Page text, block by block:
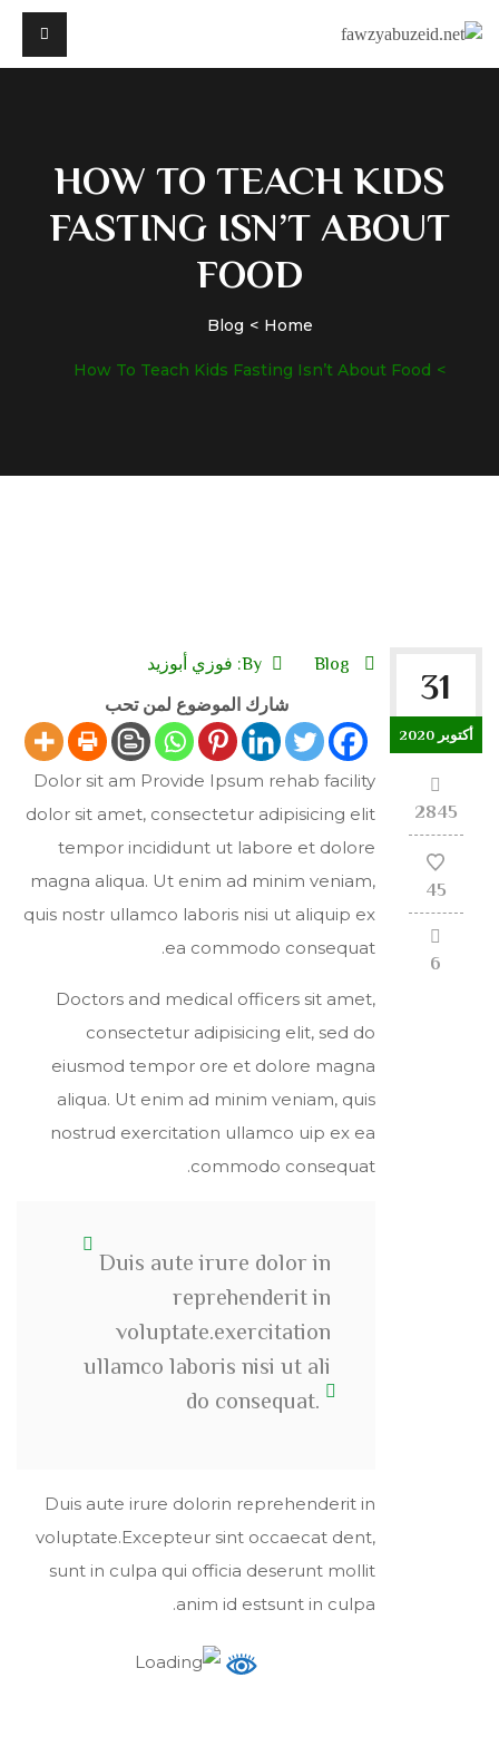
HOW TO TEACH KIDS
FASTING ISN’T ABOUT
FOOD
Home
Blog
How To Teach Kids Fasting Isn’t About Food
31
أكتوبر 2020
2845
45
6
Blog
By: فوزي أبوزيد
شارك الموضوع لمن تحب
Dolor sit am Provide Ipsum rehab facility
dolor sit amet, consectetur adipisicing elit
tempor incididunt ut labore et dolore
magna aliqua. Ut enim ad minim veniam,
quis nostr ullamco laboris nisi ut aliquip ex
ea commodo consequat.
Doctors and medical officers sit amet,
consectetur adipisicing elit, sed do
eiusmod tempor ore et dolore magna
aliqua. Ut enim ad minim veniam, quis
nostrud exercitation ullamco uip ex ea
commodo consequat.
Duis aute irure dolor in
reprehenderit in
voluptate.exercitation
ullamco laboris nisi ut ali
do consequat.
Duis aute irure dolorin reprehenderit in
voluptate.Excepteur sint occaecat dent,
sunt in culpa qui officia deserunt mollit
anim id estsunt in culpa.